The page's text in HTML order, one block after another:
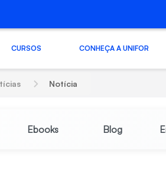
CURSOS CONHEÇA A UNIFOR
Notícia
Ebooks Blog